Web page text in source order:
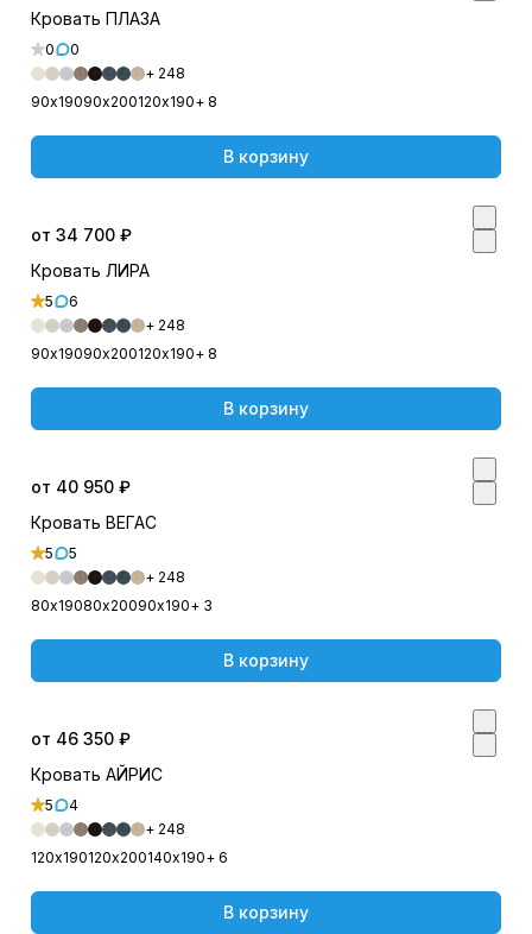
Кровать ПЛАЗА
0
0
+ 248
90х19090х200120х190+ 8
В корзину
от 34 700 ₽
Кровать ЛИРА
5
6
+ 248
90х19090х200120х190+ 8
В корзину
от 40 950 ₽
Кровать ВЕГАС
5
5
+ 248
80х19080х20090х190+ 3
В корзину
от 46 350 ₽
Кровать АЙРИС
5
4
+ 248
120х190120х200140х190+ 6
В корзину